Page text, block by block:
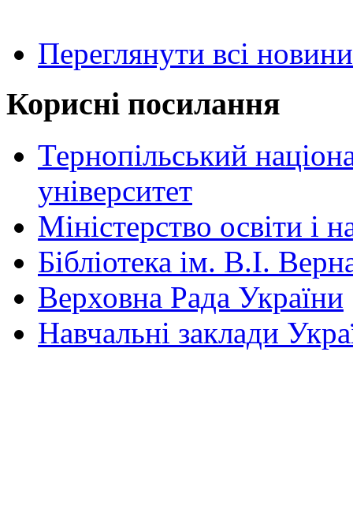
Переглянути всі новини
Корисні посилання
Тернопільський
університет
Міністерство освіти і
Бібліотека ім. В.І.
Верховна Рада України
Навчальні заклади